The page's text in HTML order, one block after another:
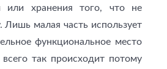
или хранения того, что не
Лишь малая часть использует
функциональное место
так происходит потому